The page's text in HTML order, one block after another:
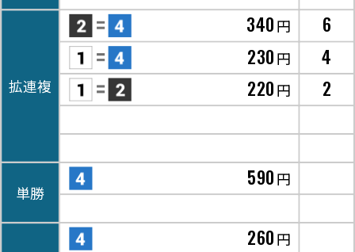
拡連複
340円
6
230円
4
220円 2
単勝
590円
260円